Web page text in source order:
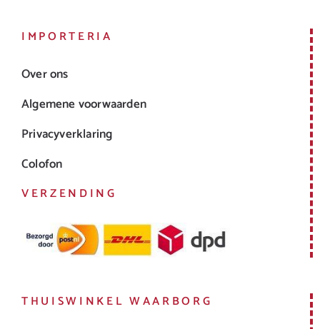
IMPORTERIA
Over ons
Algemene voorwaarden
Privacyverklaring
Colofon
VERZENDING
THUISWINKEL WAARBORG